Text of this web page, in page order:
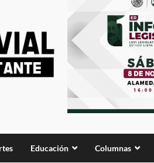
Educación Columnas